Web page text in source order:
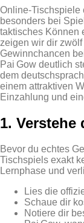
besonders bei
taktisches Können
zeigen wir dir
Gewinnchancen
Pai Gow deutlich
dem
einem attraktiven
Einzahlung und
1.
Bevor du echtes
Tischspiels exakt
Lernphase und
Lies die
Schaue dir
Notiere dir